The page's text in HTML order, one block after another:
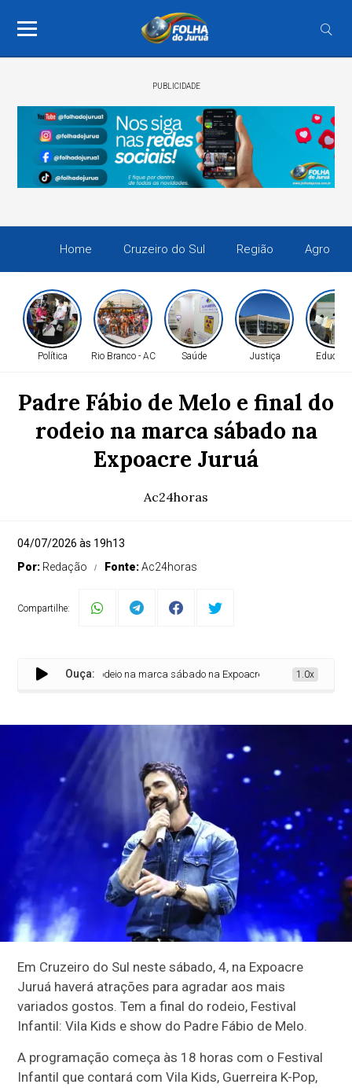
PUBLICIDADE
Home Cruzeiro do Sul Região Agro
Política Rio Branco - AC Saúde Justiça
Padre Fábio de Melo e final do
rodeio na marca sábado na
Expoacre Juruá
Ac24horas
04/07/2026 às 19h13
Por: Redação Fonte:Ac24horas
Compartilhe:
Ouça:
Melo e final do rodeio na marca sábado na Expoacre Juruá 1.0x
Em Cruzeiro do Sul neste sábado, 4, na Expoacre
Juruá haverá atrações para agradar aos mais
variados gostos. Tem a final do rodeio, Festival
Infantil: Vila Kids e show do Padre Fábio de Melo.
A programação começa às 18 horas com o Festival
Infantil que contará com Vila Kids, Guerreira K-Pop,